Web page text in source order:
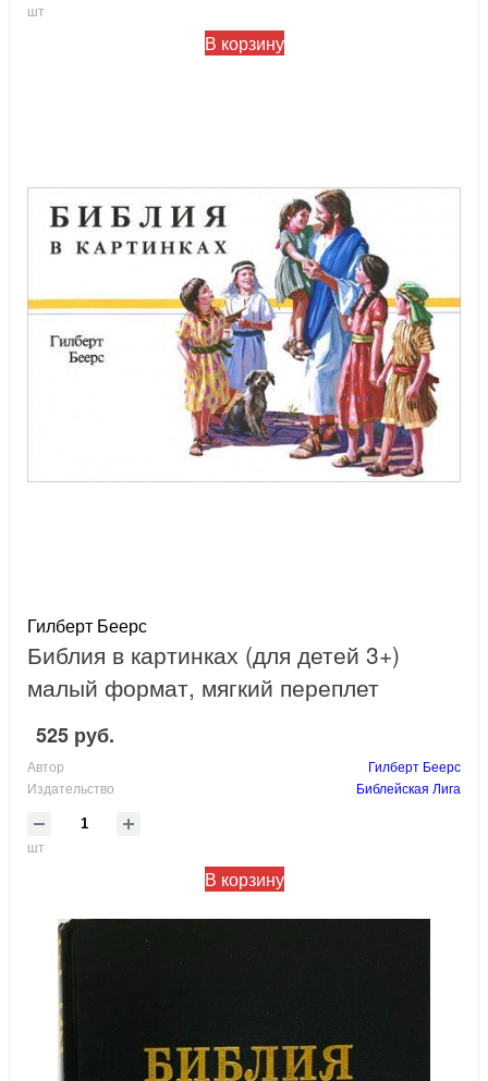
шт
В корзину
Гилберт Беерс
Библия в картинках (для детей 3+)
малый формат, мягкий переплет
525 руб.
Автор
Гилберт Беерс
Издательство
Библейская Лига
шт
В корзину